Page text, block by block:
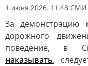
1 июня 2026, 11:48 СМИ
За демонстрацию
дорожного
поведение, в
наказывать,